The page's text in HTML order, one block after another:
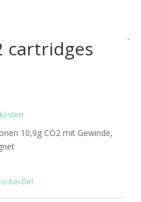
cartridges
10,9g CO2 mit Gewinde,
bei Dir!